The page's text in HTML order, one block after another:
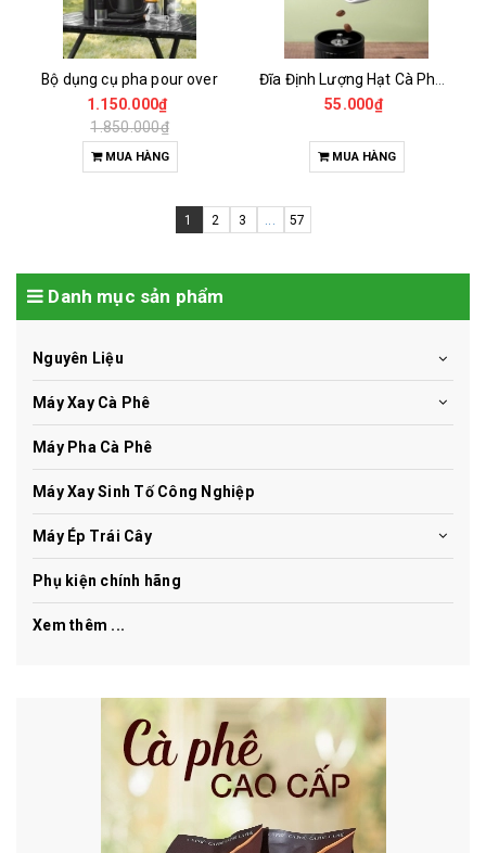
Bộ dụng cụ pha pour over
1.150.000₫
1.850.000₫
MUA HÀNG
55.000₫
MUA HÀNG
1 2 3 ... 57
Danh mục sản phẩm
Nguyên Liệu
Máy Xay Cà Phê
Máy Pha Cà Phê
Máy Xay Sinh Tố Công Nghiệp
Máy Ép Trái Cây
Phụ kiện chính hãng
Xem thêm ...